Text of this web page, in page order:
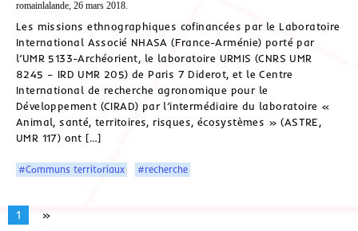
romainlalande, 26 mars 2018.
Les missions ethnographiques cofinancées par le Laboratoire
International Associé NHASA (France-Arménie) porté par
l’UMR 5133-Archéorient, le laboratoire URMIS (CNRS UMR
8245 – IRD UMR 205) de Paris 7 Diderot, et le Centre
International de recherche agronomique pour le
Développement (CIRAD) par l’intermédiaire du laboratoire «
Animal, santé, territoires, risques, écosystèmes » (ASTRE,
UMR 117) ont […]
#Communs territoriaux #recherche
1 »